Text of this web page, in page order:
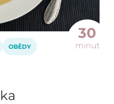
30
minut
OBĚDY